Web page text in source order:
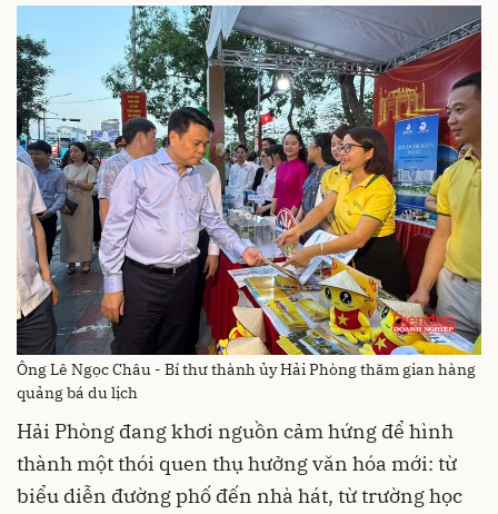
Ông Lê Ngọc Châu - Bí thư thành ủy Hải Phòng thăm gian hàng
quảng bá du lịch
Hải Phòng đang khơi nguồn cảm hứng để hình
thành một thói quen thụ hưởng văn hóa mới: từ
biểu diễn đường phố đến nhà hát, từ trường học